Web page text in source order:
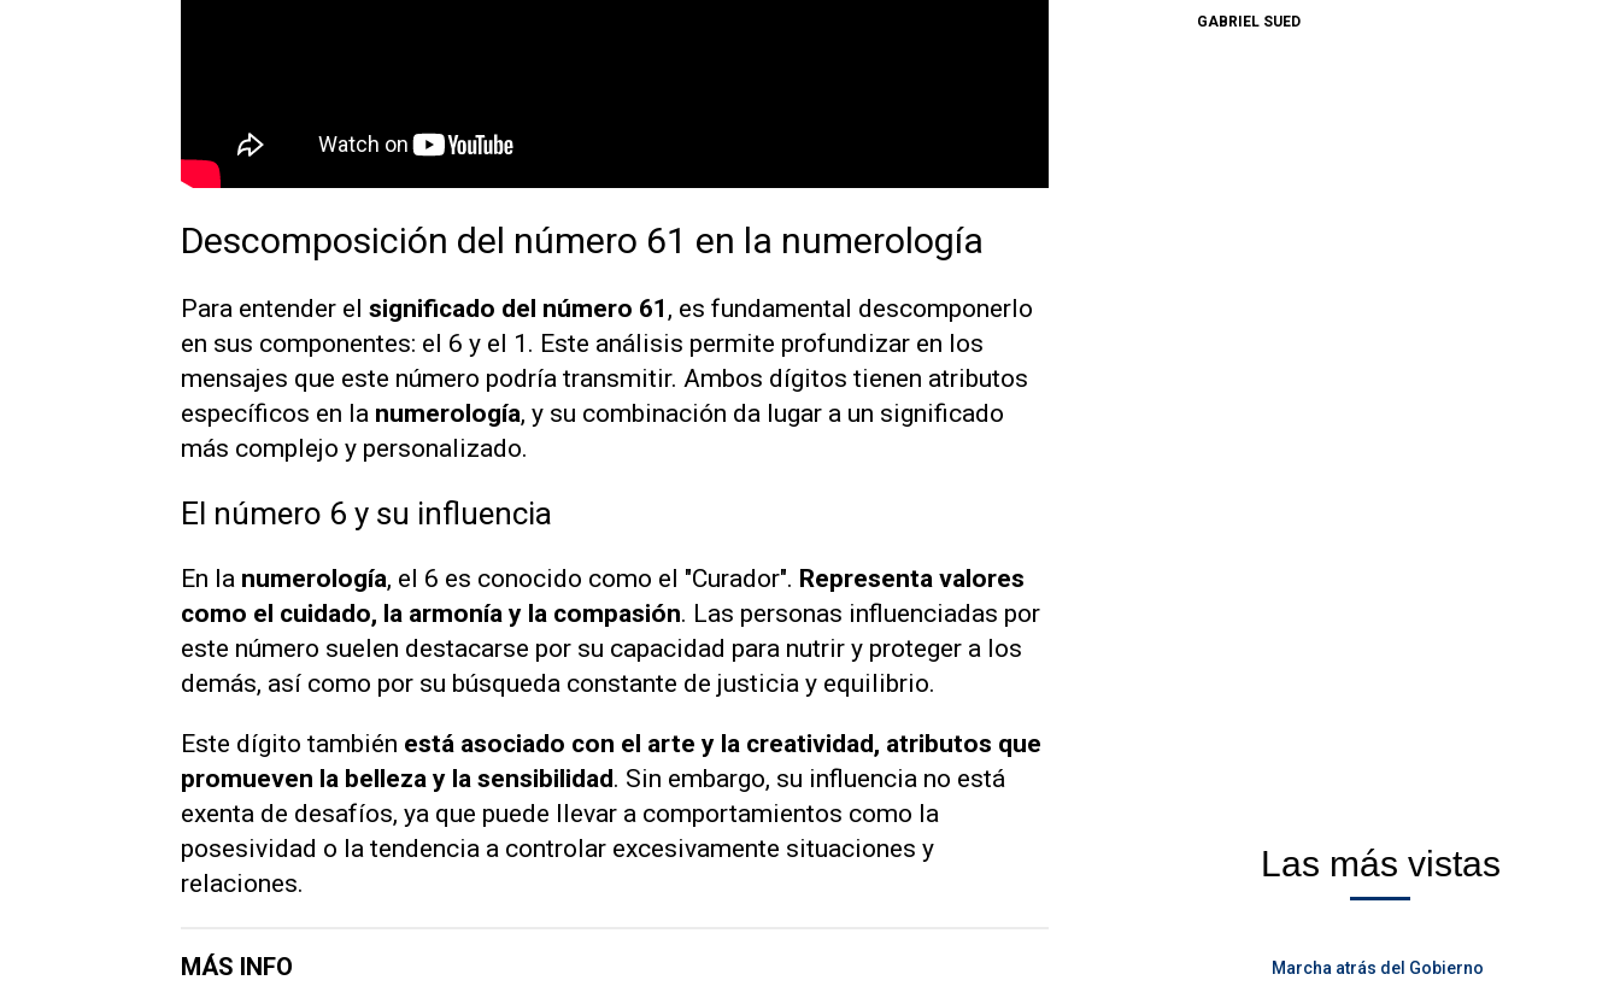
Descomposición del número 61 en la numerología
Para entender el significado del número 61 , es fundamental descomponerlo
en sus componentes: el 6 y el 1. Este análisis permite profundizar en los
mensajes que este número podría transmitir. Ambos dígitos tienen atributos
específicos en la numerología, y su combinación da lugar a un significado
más complejo y personalizado.
El número 6 y su influencia
En la numerología, el 6 es conocido como el "Curador". Representa valores
como el cuidado, la armonía y la compasión. Las personas influenciadas por
este número suelen destacarse por su capacidad para nutrir y proteger a los
demás, así como por su búsqueda constante de justicia y equilibrio.
Este dígito también está asociado con el arte y la creatividad, atributos que
promueven la belleza y la sensibilidad. Sin embargo, su influencia no está
exenta de desafíos, ya que puede llevar a comportamientos como la
posesividad o la tendencia a controlar excesivamente situaciones y
relaciones.
MÁS INFO
GABRIEL SUED
Las más vistas
Marcha atrás del Gobierno